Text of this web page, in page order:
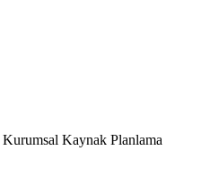
Kaynak Planlama